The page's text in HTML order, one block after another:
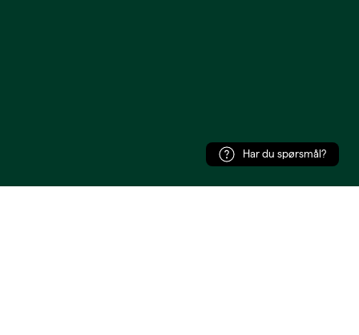
Har du spørsmål?